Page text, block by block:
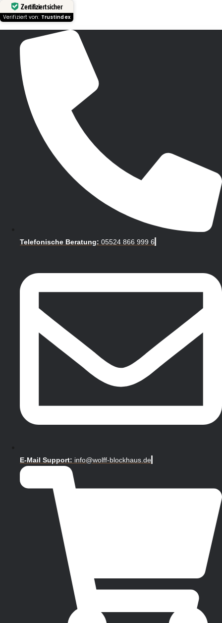
Zertifiziert sicher
Verifiziert von: Trustindex
Telefonische Beratung: 05524 866 999 6
E-Mail Support: info@wolff-blockhaus.de